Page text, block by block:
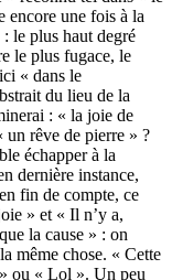
encore une fois à la
: le plus haut degré
le plus fugace, le
« dans le
du lieu de la
: « la joie de
un rêve de pierre » ?
échapper à la
dernière instance,
fin de compte, ce
» et « Il n’y a,
la cause » : on
même chose. « Cette
ou « Lol ». Un peu